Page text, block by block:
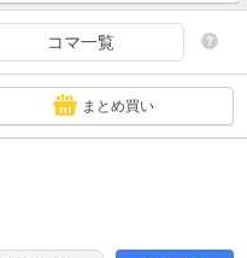
コマ一覧
まとめ買い